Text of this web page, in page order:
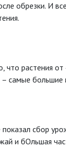
обрезки. И
что растения
самые
сбор
и бОльшая